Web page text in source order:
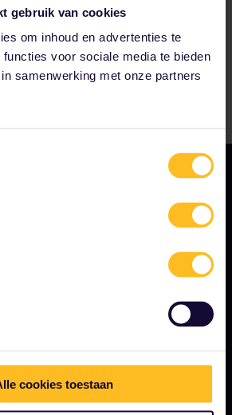
gebruik van cookies
om inhoud en advertenties te
voor sociale media te bieden
samenwerking met onze partners
cookies toestaan
gebruiksvoorwaarden